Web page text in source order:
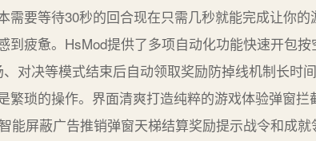
要等待30秒的回合现在只需几秒就能完成让你的
疲惫。HsMod提供了多项自动化功能快速开包按
对决等模式结束后自动领取奖励防掉线机制长时
琐的操作。界面清爽打造纯粹的游戏体验弹窗拦
屏蔽广告推销弹窗天梯结算奖励提示战令和成就